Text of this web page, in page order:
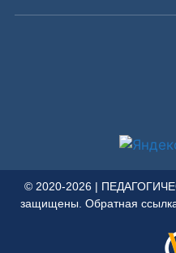
© 2020-2026 |
защищены. Обратная